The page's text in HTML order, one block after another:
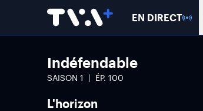
EN DIRECT
Indéfendable
SAISON 1 ÉP. 100
L'horizon